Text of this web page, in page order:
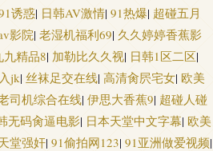
利大香蕉网 97人人草 黑丝高跟91 三级片链
产精品香蕉国产 91白丝尤物 日本高清wwww
听婷婷是 男人天堂无码 国产青草香蕉久久
玖视频久久 午夜福利av理论 老司机AVAV 91
诱惑| 日韩AV激情| 91热爆| 超碰五月
影院| 老湿机福利69| 久久婷婷香蕉影
九精品8| 加勒比久久视| 日韩1区二区|
jk| 丝袜足交在线| 高清肏屄宅女| 欧美
司机综合在线| 伊思大香蕉9| 超碰人碰
无码肏逼电影| 日本天堂中文字幕| 欧美
堂强奸| 91偷拍网123| 91亚洲做爱视频|